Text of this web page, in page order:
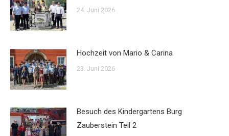
24. Juni 2026
Hochzeit von Mario & Carina
23. Juni 2026
Besuch des Kindergartens Burg
Zauberstein Teil 2